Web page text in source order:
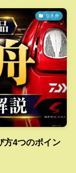
引き舟
方4つのポイン